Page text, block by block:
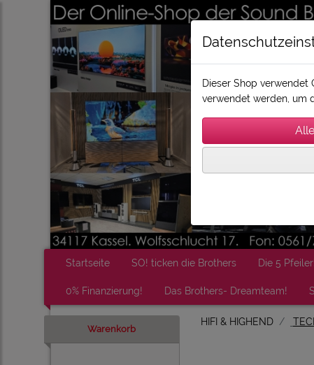
Startseite SO! ticken die Brothers Die 5
0% Finanzierung! Das Brothers- Dreamteam!
Warenkorb
HIFI & HIGHEND
Dieser Shop verwendet
verwendet werden, um